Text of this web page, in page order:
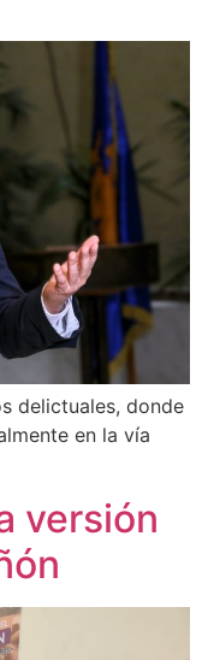
delictuales, donde
en la vía
versión